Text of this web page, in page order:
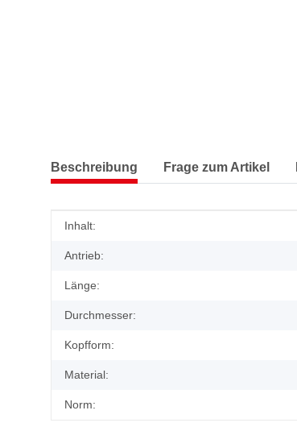
Beschreibung Frage zum Artikel
Produkteigenschaft
Wert
Inhalt:
Antrieb:
Länge:
Durchmesser:
Kopfform:
Material:
Norm: